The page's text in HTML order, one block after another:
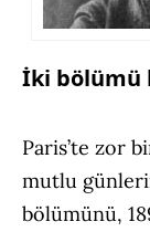
İki
Paris’te zor
mutlu
bölümünü,